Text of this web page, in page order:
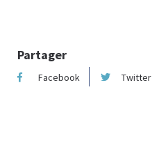
Partager
Facebook Twitter